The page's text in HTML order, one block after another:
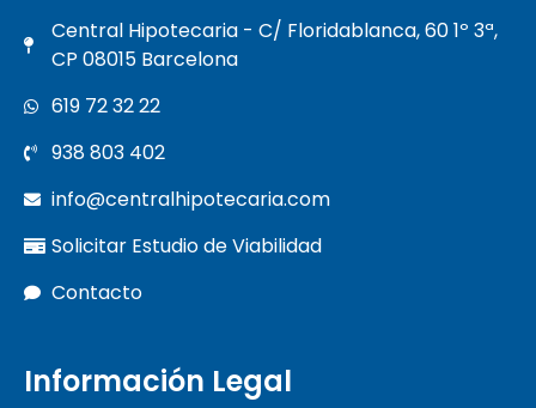
Central Hipotecaria - C/ Floridablanca, 60 1º 3ª,
CP 08015 Barcelona
619 72 32 22
938 803 402
info@centralhipotecaria.com
Solicitar Estudio de Viabilidad
Contacto
Información Legal